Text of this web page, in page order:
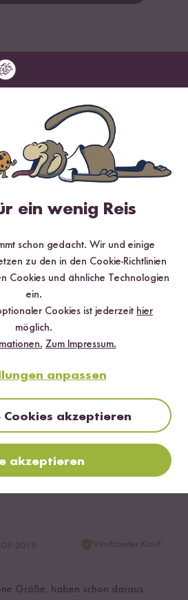
Bewertung
Verifizierter Kauf
fast nur noch diese Schüssel,
Melden
habe ich lange gesucht. Und
Suppe. Ausgepackt und direkt
Antwort hilfreich
Größe, haben schon daraus
ein wenig Reis
schon gedacht. Wir und einige
zu den in den Cookie-Richtlinien
Cookies und ähnliche Technologien
ein.
Cookies ist jederzeit hier
möglich.
Zum Impressum.
anpassen
Cookies akzeptieren
akzeptieren